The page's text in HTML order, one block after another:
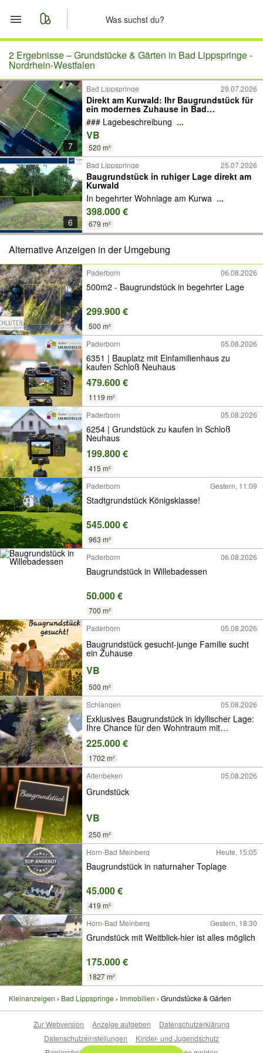
Start
Merkliste
Nachrichten
Anzeige aufgeben
2 Ergebnisse –Grundstücke & Gärten in Bad Lippspringe -
Nordrhein-Westfalen
7
Bad Lippspringe 29.07.2026
Direkt am Kurwald: Ihr Baugrundstück für
ein modernes Zuhause in Bad
Lippspringe
### Lagebeschreibung ...
VB
520 m²
6
Bad Lippspringe 25.07.2026
Baugrundstück in ruhiger Lage direkt am
Kurwald
In begehrter Wohnlage am Kurwa ...
398.000 €
679 m²
Alternative Anzeigen in der Umgebung
Paderborn 06.08.2026
500m2 - Baugrundstück in begehrter Lage
299.900 €
500 m²
Paderborn
05.08.2026
6351 | Bauplatz mit Einfamilienhaus zu
kaufen Schloß Neuhaus
479.600 €
1119 m²
Paderborn
05.08.2026
6254 | Grundstück zu kaufen in Schloß
Neuhaus
199.800 €
415 m²
Paderborn
Gestern, 11:09
Stadtgrundstück Königsklasse!
545.000 €
963 m²
Paderborn
06.08.2026
Baugrundstück in Willebadessen
50.000 €
700 m²
Paderborn
05.08.2026
Baugrundstück gesucht-junge Familie sucht
ein Zuhause
VB
500 m²
Schlangen
05.08.2026
Exklusives Baugrundstück in idyllischer Lage:
Ihre Chance für den Wohntraum mit
225.000 €
1702 m²
Altenbeken
05.08.2026
Grundstück
VB
250 m²
Horn-Bad Meinberg
Heute, 15:05
Baugrundstück in naturnaher Toplage
45.000 €
419 m²
Horn-Bad Meinberg
Gestern, 18:30
Grundstück mit Weitblick-hier ist alles möglich
175.000 €
1827 m²
Kleinanzeigen Bad Lippspringe Immobilien Grundstücke & Gärten
Zur Webversion Anzeige aufgeben
Datenschutzerklärung
Datenschutzeinstellungen
Kinder- und Jugendschutz